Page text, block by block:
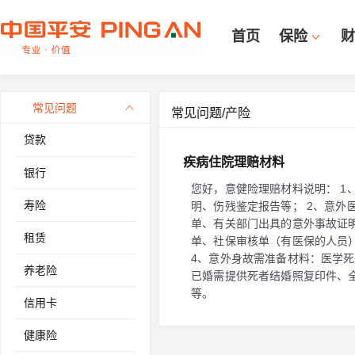
首页 保险
常见问题
贷款
银行
寿险
租赁
养老险
信用卡
健康险
常见问题/产险
疾病住院理赔材料
您好，意健险理赔材料说明： 1
明、伤残鉴定报告等； 2、意外
单、有关部门出具的意外事故证
单、社保审核单（有医保的人员
4、意外身故需准备材料：医学
已婚需提供死者结婚照复印件、
等。